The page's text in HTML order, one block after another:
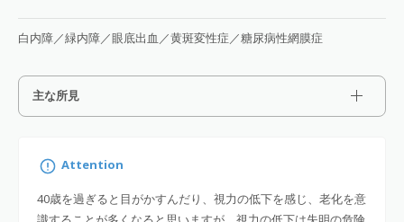
白内障／緑内障／眼底出血／黄斑変性症／糖尿病性網膜症
主な所見
Attention
40歳を過ぎると目がかすんだり、視力の低下を感じ、老化を意